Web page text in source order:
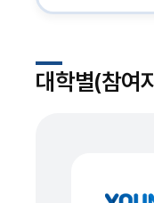
대학별(참여